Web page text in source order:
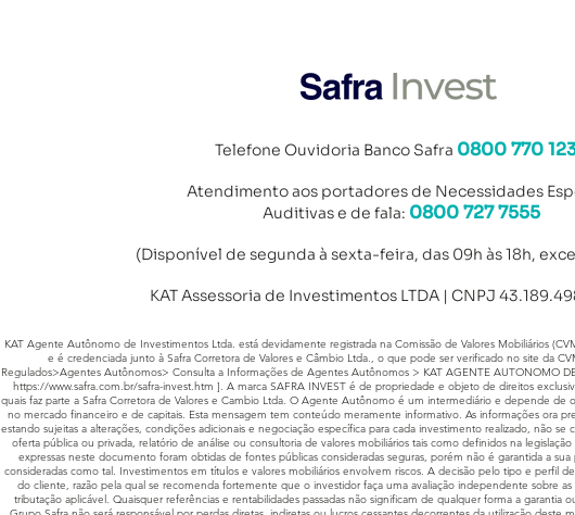
Telefone Ouvidoria Banco Safra 0800 770
Atendimento aos portadores de Necessidades
Auditivas e de fala: 0800 727 7555
(Disponível de segunda à sexta-feira, das 09h às 18h,
KAT Assessoria de Investimentos LTDA | CNPJ
KAT Agente Autônomo de Investimentos Ltda. está devidamente registrada na Comissão de Valores Mobiliários
e é credenciada junto à Safra Corretora de Valores e Câmbio Ltda., o que pode ser verificado no site da
Regulados>Agentes Autônomos> Consulta a Informações de Agentes Autônomos > KAT AGENTE AUTONOMO
https://www.safra.com.br/safra-invest.htm ]. A marca SAFRA INVEST é de propriedade e objeto de direitos
quais faz parte a Safra Corretora de Valores e Cambio Ltda. O Agente Autônomo é um intermediário e depende de
no mercado financeiro e de capitais. Esta mensagem tem conteúdo meramente informativo. As informações ora
estando sujeitas a alterações, condições adicionais e negociação específica para cada investimento realizado, não
oferta pública ou privada, relatório de análise ou consultoria de valores mobiliários tais como definidos na
expressas neste documento foram obtidas de fontes públicas consideradas seguras, porém não é garantida a
consideradas como tal. Investimentos em títulos e valores mobiliários envolvem riscos. A decisão pelo tipo e perfil
do cliente, razão pela qual se recomenda fortemente que o investidor faça uma avaliação independente sobre
tributação aplicável. Quaisquer referências e rentabilidades passadas não significam de qualquer forma a garantia